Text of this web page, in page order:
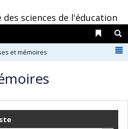
des sciences de l'éducation
Liens
et mémoires